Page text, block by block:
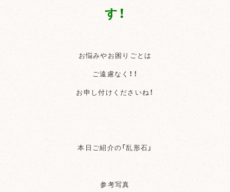
す！
お悩みやお困りごとは
ご遠慮なく！！
お申し付けくださいね！
本日ご紹介の「乱形石」
参考写真